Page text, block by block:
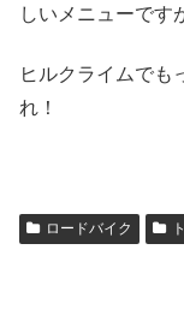
しいメニューです
ヒルクライムでも
れ！
ロードバイク